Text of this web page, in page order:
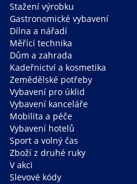
Stažení výrobku
Gastronomické vybavení
Dílna a nářadí
Měřící technika
Dům a zahrada
Kadeřnictví a kosmetika
Zemědělské potřeby
Vybavení pro úklid
Vybavení kanceláře
Mobilita a péče
Vybavení hotelů
Sport a volný čas
Zboží z druhé ruky
V akci
Slevové kódy